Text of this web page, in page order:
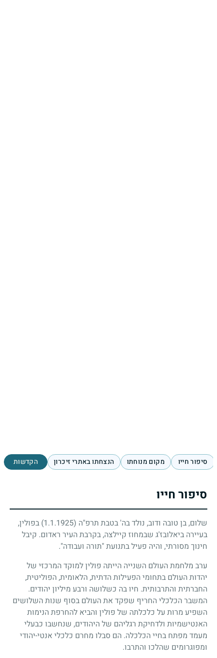
סיפור חייו מקום מנוחתו הנצחתו באתרי זיכרון הקדשות
סיפור חייו
שלום, בן טובה ודוב, נולד בה' בטבת תרפ"ה (1.1.1925)
בפולין,
בעיירה ביאלובז'ג שבמחוז קיילצה, בקרבת העיר ראדום. קיבל
חינוך מסורתי, והיה פעיל בתנועת "תורה ועבודה".
ערב מלחמת העולם השנייה הייתה פולין למוקד המרכזי של
יהדות העולם בתחומי הפעילות הדתית, הלאומית, הפוליטית,
החברתית והתרבותית. חיו בה כשלושה ורבע מיליון יהודים.
המשבר הכלכלי החריף שפקד את העולם בסוף שנות השלושים
השפיע מרות על כלכלתה של פולין והביא להחרפת הנימות
האנטישמיות ולדחיקת רגליהם של היהודים, שנחשבו כבעלי
מעמד מפתח בחיי הכלכלה. הם סבלו מחרם כלכלי אנטי-יהודי
ומפוגרומים שהלכו והתרבו.